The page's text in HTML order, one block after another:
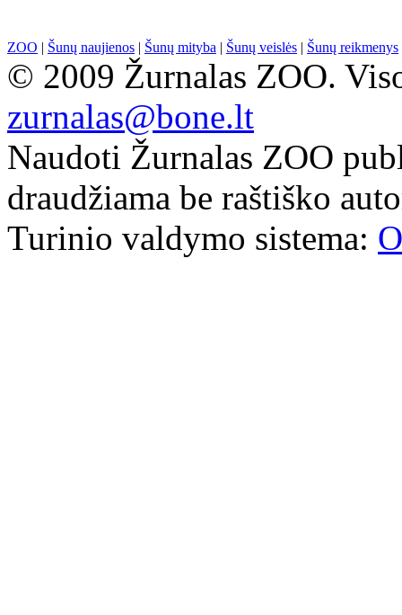
ZOO | Šunų naujienos | Šunų mityba | Šunų veislės | Šunų reikmenys
© 2009 Žurnalas ZOO.
zurnalas@bone.lt
Naudoti Žurnalas ZOO
draudžiama be raštiško
Turinio valdymo sistema: